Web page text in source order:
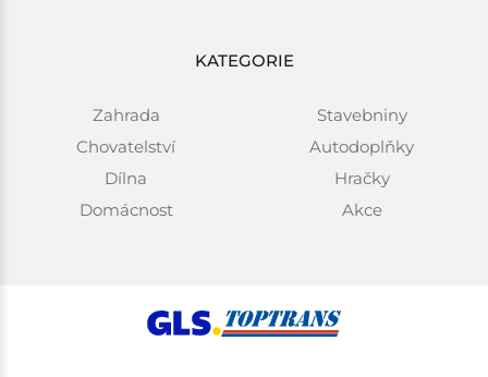
KATEGORIE
Zahrada
Chovatelství
Dílna
Domácnost
Stavebniny
Autodoplňky
Hračky
Akce